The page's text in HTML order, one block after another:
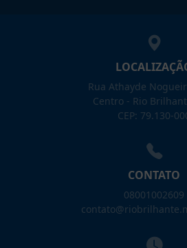
Rua Athayde
Centro - Rio
CEP: 79.130-
CONTATO
08001002609